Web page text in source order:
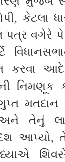
કેટલા
પત્ર વગેરે
કરવા
નિમણૂક
મતદાન
તેનું
આપ્યો,